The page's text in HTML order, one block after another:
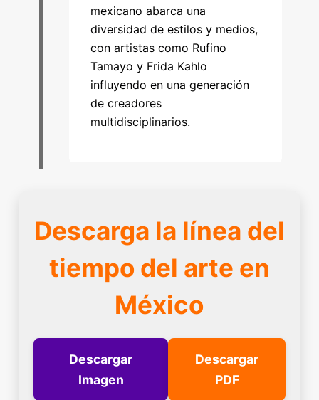
mexicano abarca una
diversidad de estilos y medios,
con artistas como Rufino
Tamayo y Frida Kahlo
influyendo en una generación
de creadores
multidisciplinarios.
Descarga la línea del
tiempo del arte en
México
Descargar
Imagen
Descargar
PDF